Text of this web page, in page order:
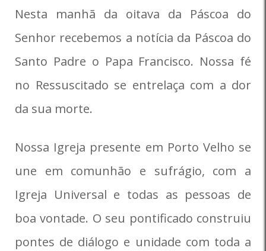
Nesta manhã da oitava da Páscoa do
Senhor recebemos a notícia da Páscoa do
Santo Padre o Papa Francisco. Nossa fé
no Ressuscitado se entrelaça com a dor
da sua morte.
Nossa Igreja presente em Porto Velho se
une em comunhão e sufrágio, com a
Igreja Universal e todas as pessoas de
boa vontade. O seu pontificado construiu
pontes de diálogo e unidade com toda a